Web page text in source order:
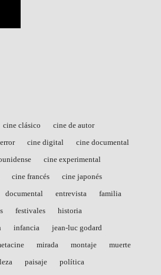
cine clásico
cine de autor
cine digital
cine documental
cine experimental
cine francés
cine japonés
documental entrevista
familia
festivales
historia
infancia
jean-luc godard
mirada montaje
muerte
paisaje
política